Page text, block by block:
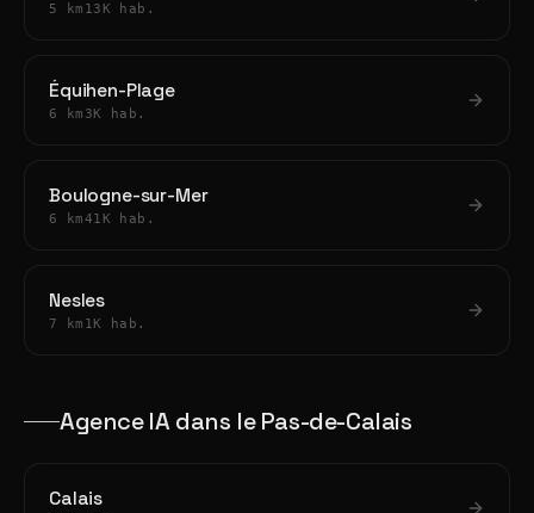
5 km 13K hab.
Équihen-Plage
6 km 3K hab.
Boulogne-sur-Mer
6 km41K hab.
Nesles
7 km 1K hab.
Agence IA dans le Pas-de-Calais
Calais